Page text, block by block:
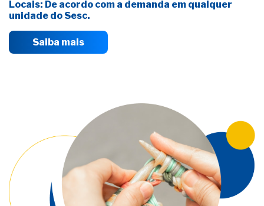
Locais: De acordo com a demanda em qualquer
unidade do Sesc.
Saiba mais